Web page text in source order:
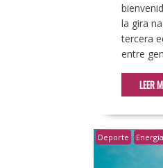
la gira
tercera
entre
LEER
Deporte Energía